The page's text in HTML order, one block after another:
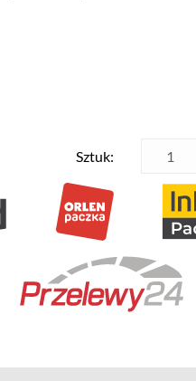
Sztuk: